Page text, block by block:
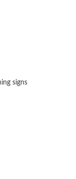
signs